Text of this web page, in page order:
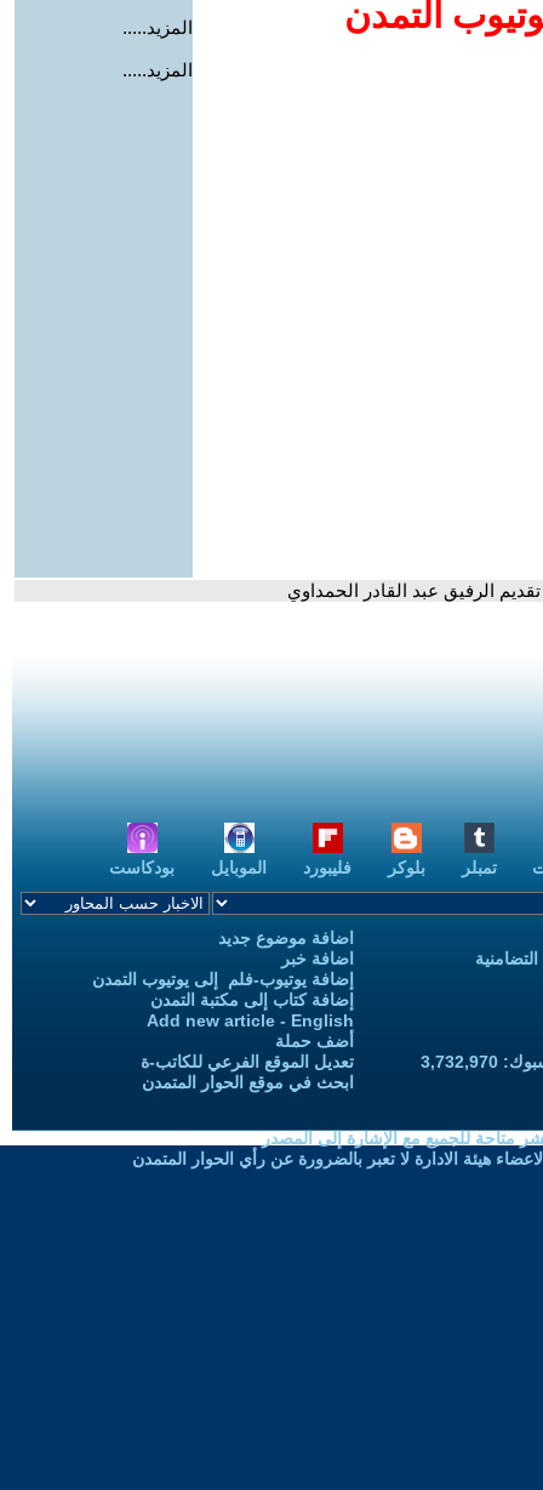
التمدن المزيد.....
المزيد.....
تمبلر بلوكر فليبورد الموبايل بودكاست
اضافة موضوع جديد
اضافة خبر
إضافة يوتيوب-فلم إلى يوتيوب التمدن
إضافة كتاب إلى مكتبة التمدن
Add new article - English
أضف حملة
تعديل الموقع الفرعي للكاتب-ة
ابحث في موقع الحوار المتمدن
متاحة للجميع مع الإشارة إلى المصدر
هيئة الادارة لا تعبر بالضرورة عن رأي الحوار المتمدن